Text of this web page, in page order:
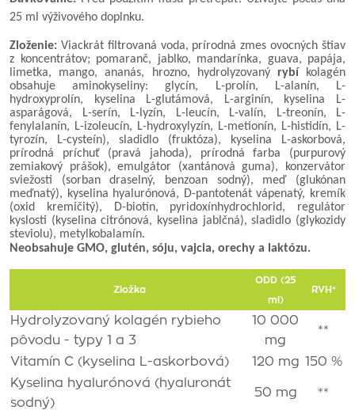
25 ml výživového doplnku.
Zloženie: Viackrát filtrovaná voda, prírodná zmes ovocných štiav
z koncentrátov; pomaranč, jablko, mandarínka, guava, papája,
limetka, mango, ananás, hrozno, hydrolyzovaný rybí
kolagén
obsahuje aminokyseliny: glycín, L-prolín, L-alanín, L-
hydroxyprolín, kyselina L-glutámová, L-arginín, kyselina L-
asparágová, L-serín, L-lyzín, L-leucín, L-valín, L-treonín, L-
fenylalanín, L-izoleucín, L-hydroxylyzín, L-metionín, L-histidín, L-
tyrozín, L-cysteín), sladidlo (fruktóza), kyselina L-askorbová,
prírodná príchuť (pravá jahoda), prírodná farba (purpurový
zemiakový prášok), emulgátor (xantánová guma), konzervátor
sviežosti (sorban draselný, benzoan sodný), meď (glukónan
meďnatý), kyselina hyalurónová, D-pantotenát vápenatý, kremík
(oxid kremičitý), D-biotín, pyridoxínhydrochlorid, regulátor
kyslosti (kyselina citrónová, kyselina jablčná), sladidlo (glykozidy
steviolu), metylkobalamín.
Neobsahuje GMO, glutén, sóju, vajcia, orechy a laktózu.
Zložka
ODD (25
ml)
RVH*
Hydrolyzovaný kolagén rybieho
pôvodu - typy 1 a 3
10 000
mg
**
Vitamín C (kyselina L-askorbová) 120 mg 150 %
Kyselina hyalurónová (hyaluronát
sodný)
50 mg **